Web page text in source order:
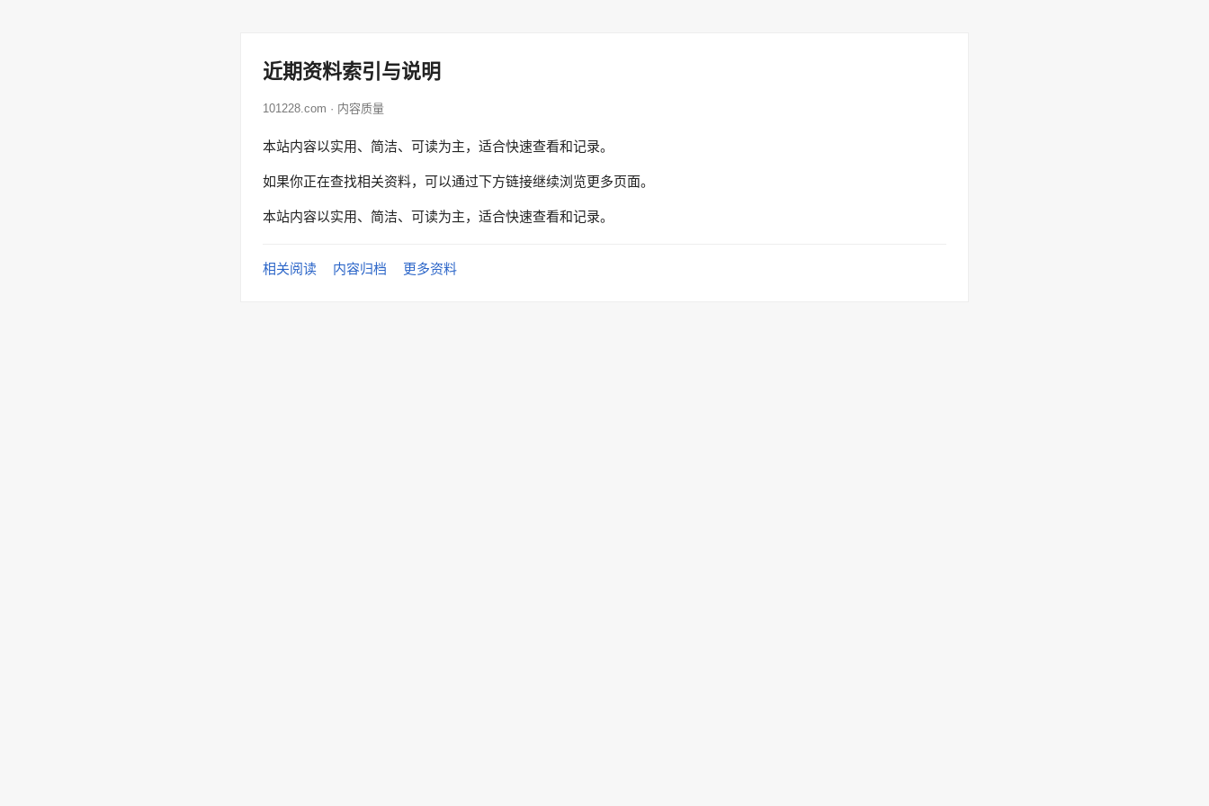
近期资料索引与说明
101228.com · 内容质量
本站内容以实用、简洁、可读为主，适合快速查看和记录。
如果你正在查找相关资料，可以通过下方链接继续浏览更多页面。
本站内容以实用、简洁、可读为主，适合快速查看和记录。
相关阅读 内容归档 更多资料